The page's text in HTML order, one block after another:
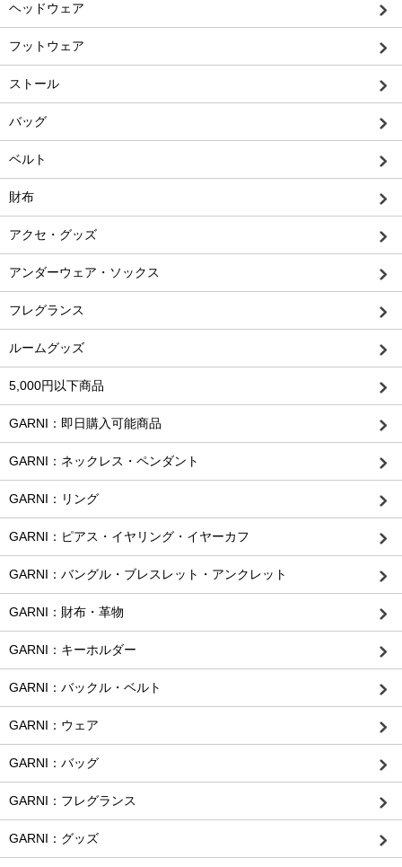
ヘッドウェア
フットウェア
ストール
バッグ
ベルト
財布
アクセ・グッズ
アンダーウェア・ソックス
フレグランス
ルームグッズ
5,000円以下商品
GARNI：即日購入可能商品
GARNI：ネックレス・ペンダント
GARNI：リング
GARNI：ピアス・イヤリング・イヤーカフ
GARNI：バングル・ブレスレット・アンクレット
GARNI：財布・革物
GARNI：キーホルダー
GARNI：バックル・ベルト
GARNI：ウェア
GARNI：バッグ
GARNI：フレグランス
GARNI：グッズ